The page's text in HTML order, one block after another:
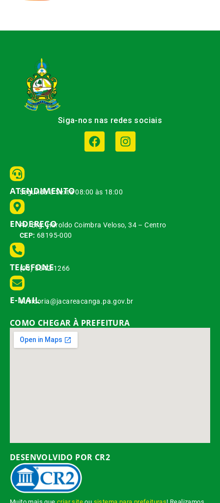
Siga-nos nas redes sociais
ATENDIMENTO
Segunda à Sexta 08:00 às 18:00
ENDEREÇO
Av. Brg. Haroldo Coimbra Veloso, 34 – Centro
CEP: 68195-000
TELEFONE
(93) 3542-1266
E-MAIL
ouvidoria@jacareacanga.pa.gov.br
COMO CHEGAR À PREFEITURA
DESENVOLVIDO POR CR2